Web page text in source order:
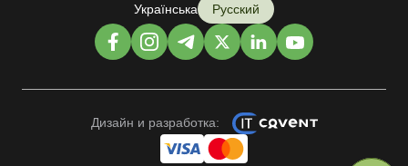
Українська Русский
Дизайн и разработка: